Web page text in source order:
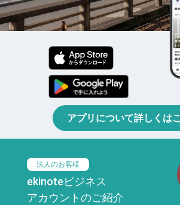
アプリについて詳しくは
法人のお客様
ekinoteビジネス
アカウントのご紹介